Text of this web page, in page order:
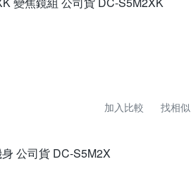
加入比較 找相似
公司貨 DC-S5M2X